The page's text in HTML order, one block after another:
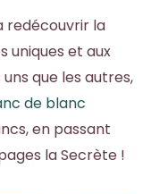
redécouvrir la
uniques et aux
que les autres,
de blanc
en passant
la Secrète !